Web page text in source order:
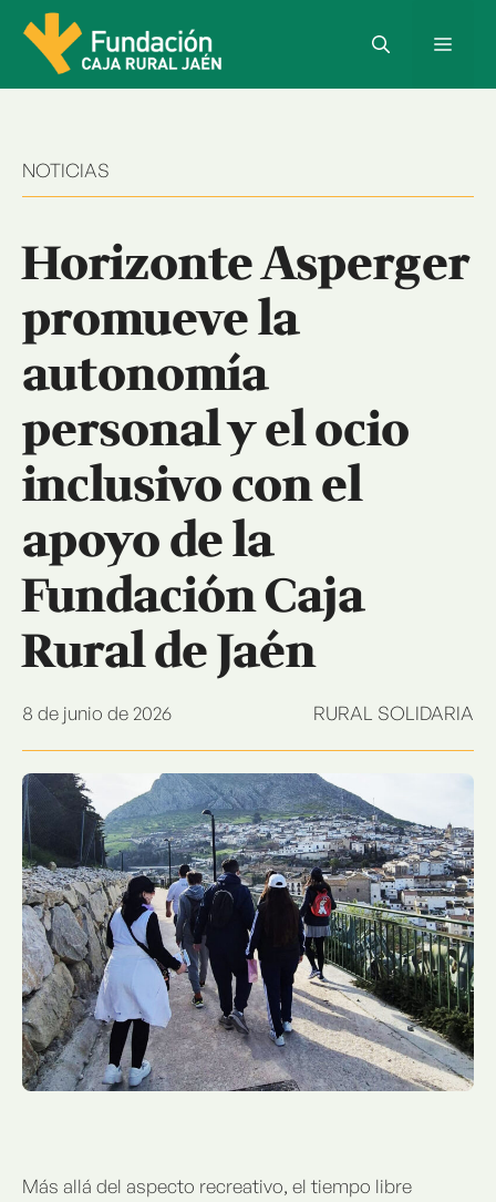
Saltar
contenido
Menú
NOTICIAS
Horizonte Asperger
promueve la
autonomía
personal y el ocio
inclusivo con el
apoyo de la
Fundación Caja
Rural de Jaén
8 de junio de 2026 RURAL SOLIDARIA
Más allá del aspecto recreativo, el tiempo libre